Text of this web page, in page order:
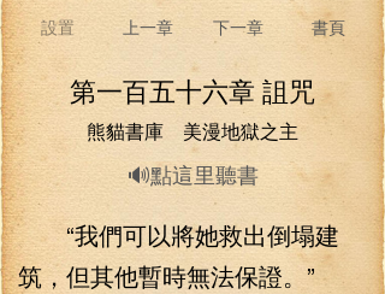
設置 上一章 下一章 書頁
第一百五十六章 詛咒
熊貓書庫 美漫地獄之主
🔊點這里聽書
“我們可以將她救出倒塌建
筑，但其他暫時無法保證。”